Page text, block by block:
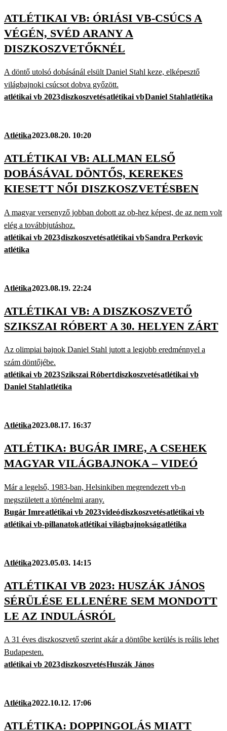
ATLÉTIKAI VB: ÓRIÁSI VB-CSÚCS A
VÉGÉN, SVÉD ARANY A
DISZKOSZVETŐKNÉL
A döntő utolsó dobásánál elsült Daniel Stahl keze, elképesztő
világbajnoki csúcsot dobva győzött.
atlétikai vb 2023diszkoszvetésatlétikai vbDaniel Stahlatlétika
Atlétika2023.08.20. 10:20
ATLÉTIKAI VB: ALLMAN ELSŐ
DOBÁSÁVAL DÖNTŐS, KEREKES
KIESETT NŐI DISZKOSZVETÉSBEN
A magyar versenyző jobban dobott az ob-hez képest, de az nem volt
elég a továbbjutáshoz.
atlétikai vb 2023diszkoszvetésatlétikai vbSandra Perkovic
atlétika
Atlétika2023.08.19. 22:24
ATLÉTIKAI VB: A DISZKOSZVETŐ
SZIKSZAI RÓBERT A 30. HELYEN ZÁRT
Az olimpiai bajnok Daniel Stahl jutott a legjobb eredménnyel a
szám döntőjébe.
atlétikai vb 2023Szikszai Róbertdiszkoszvetésatlétikai vb
Daniel Stahlatlétika
Atlétika2023.08.17. 16:37
ATLÉTIKA: BUGÁR IMRE, A CSEHEK
MAGYAR VILÁGBAJNOKA – VIDEÓ
Már a legelső, 1983-ban, Helsinkiben megrendezett vb-n
megszületett a történelmi arany.
Bugár Imreatlétikai vb 2023videódiszkoszvetésatlétikai vb
atlétikai vb-pillanatokatlétikai világbajnokságatlétika
Atlétika2023.05.03. 14:15
ATLÉTIKAI VB 2023: HUSZÁK JÁNOS
SÉRÜLÉSE ELLENÉRE SEM MONDOTT
LE AZ INDULÁSRÓL
A 31 éves diszkoszvető szerint akár a döntőbe kerülés is reális lehet
Budapesten.
atlétikai vb 2023diszkoszvetésHuszák János
Atlétika2022.10.12. 17:06
ATLÉTIKA: DOPPINGOLÁS MIATT